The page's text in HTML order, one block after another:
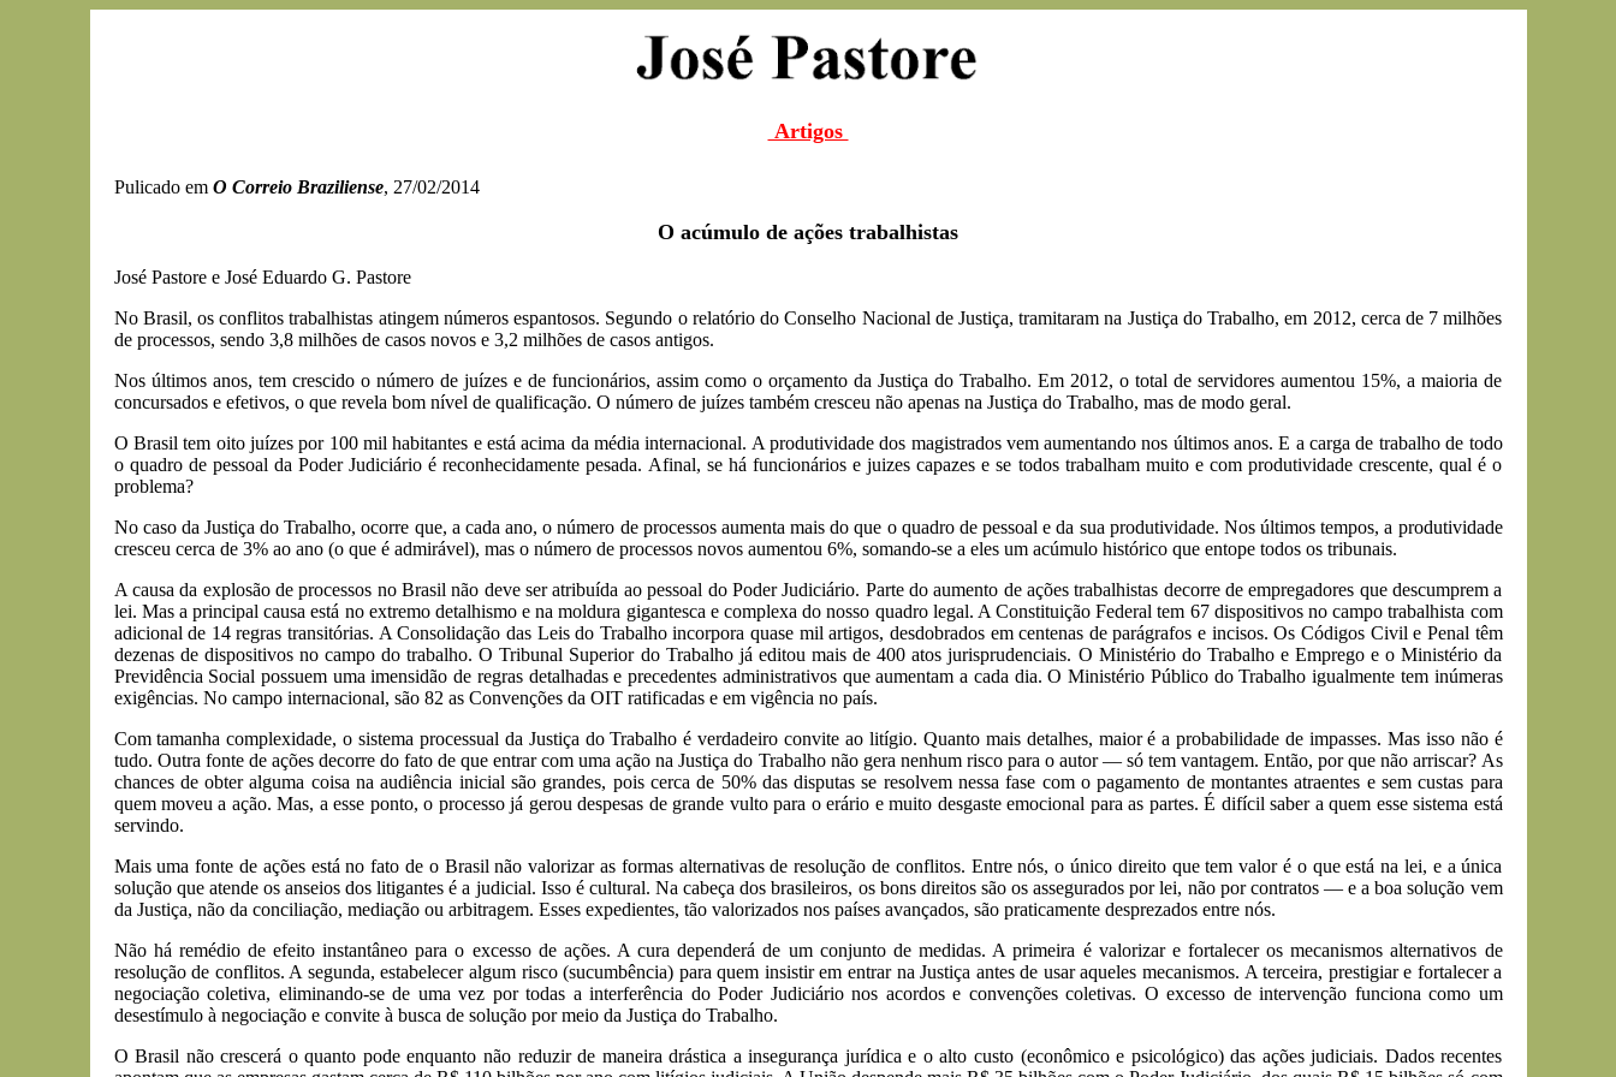
Artigos
Pulicado em O Correio Braziliense, 27/02/2014
O acúmulo de ações trabalhistas
José Pastore e José Eduardo G. Pastore
No Brasil, os conflitos trabalhistas atingem números espantosos. Segundo o relatório do Conselho Nacional de Justiça, tramitaram na Justiça do Trabalho, em 2012, cerca de 7 milhões
de processos, sendo 3,8 milhões de casos novos e 3,2 milhões de casos antigos.
Nos últimos anos, tem crescido o número de juízes e de funcionários, assim como o orçamento da Justiça do Trabalho. Em 2012, o total de servidores aumentou 15%, a maioria de
concursados e efetivos, o que revela bom nível de qualificação. O número de juízes também cresceu não apenas na Justiça do Trabalho, mas de modo geral.
O Brasil tem oito juízes por 100 mil habitantes e está acima da média internacional. A produtividade dos magistrados vem aumentando nos últimos anos. E a carga de trabalho de todo
o quadro de pessoal da Poder Judiciário é reconhecidamente pesada. Afinal, se há funcionários e juizes capazes e se todos trabalham muito e com produtividade crescente, qual é o
problema?
No caso da Justiça do Trabalho, ocorre que, a cada ano, o número de processos aumenta mais do que o quadro de pessoal e da sua produtividade. Nos últimos tempos, a produtividade
cresceu cerca de 3% ao ano (o que é admirável), mas o número de processos novos aumentou 6%, somando-se a eles um acúmulo histórico que entope todos os tribunais.
A causa da explosão de processos no Brasil não deve ser atribuída ao pessoal do Poder Judiciário. Parte do aumento de ações trabalhistas decorre de empregadores que descumprem a
lei. Mas a principal causa está no extremo detalhismo e na moldura gigantesca e complexa do nosso quadro legal. A Constituição Federal tem 67 dispositivos no campo trabalhista com
adicional de 14 regras transitórias. A Consolidação das Leis do Trabalho incorpora quase mil artigos, desdobrados em centenas de parágrafos e incisos. Os Códigos Civil e Penal têm
dezenas de dispositivos no campo do trabalho. O Tribunal Superior do Trabalho já editou mais de 400 atos jurisprudenciais. O Ministério do Trabalho e Emprego e o Ministério da
Previdência Social possuem uma imensidão de regras detalhadas e precedentes administrativos que aumentam a cada dia. O Ministério Público do Trabalho igualmente tem inúmeras
exigências. No campo internacional, são 82 as Convenções da OIT ratificadas e em vigência no país.
Com tamanha complexidade, o sistema processual da Justiça do Trabalho é verdadeiro convite ao litígio. Quanto mais detalhes, maior é a probabilidade de impasses. Mas isso não é
tudo. Outra fonte de ações decorre do fato de que entrar com uma ação na Justiça do Trabalho não gera nenhum risco para o autor — só tem vantagem. Então, por que não arriscar? As
chances de obter alguma coisa na audiência inicial são grandes, pois cerca de 50% das disputas se resolvem nessa fase com o pagamento de montantes atraentes e sem custas para
quem moveu a ação. Mas, a esse ponto, o processo já gerou despesas de grande vulto para o erário e muito desgaste emocional para as partes. É difícil saber a quem esse sistema está
servindo.
Mais uma fonte de ações está no fato de o Brasil não valorizar as formas alternativas de resolução de conflitos. Entre nós, o único direito que tem valor é o que está na lei, e a única
solução que atende os anseios dos litigantes é a judicial. Isso é cultural. Na cabeça dos brasileiros, os bons direitos são os assegurados por lei, não por contratos — e a boa solução vem
da Justiça, não da conciliação, mediação ou arbitragem. Esses expedientes, tão valorizados nos países avançados, são praticamente desprezados entre nós.
Não há remédio de efeito instantâneo para o excesso de ações. A cura dependerá de um conjunto de medidas. A primeira é valorizar e fortalecer os mecanismos alternativos de
resolução de conflitos. A segunda, estabelecer algum risco (sucumbência) para quem insistir em entrar na Justiça antes de usar aqueles mecanismos. A terceira, prestigiar e fortalecer a
negociação coletiva, eliminando-se de uma vez por todas a interferência do Poder Judiciário nos acordos e convenções coletivas. O excesso de intervenção funciona como um
desestímulo à negociação e convite à busca de solução por meio da Justiça do Trabalho.
O Brasil não crescerá o quanto pode enquanto não reduzir de maneira drástica a insegurança jurídica e o alto custo (econômico e psicológico) das ações judiciais. Dados recentes